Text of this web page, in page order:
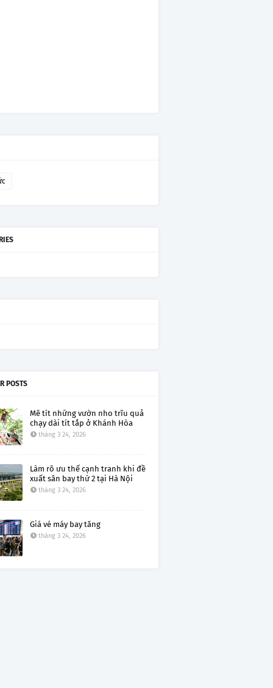
POSTS
Mê tít những vườn nho trĩu quả
chạy dài tít tắp ở Khánh Hòa
tháng 3 24, 2026
Làm rõ ưu thế cạnh tranh khi đề
xuất sân bay thứ 2 tại Hà Nội
tháng 3 24, 2026
Giá vé máy bay tăng
tháng 3 24, 2026